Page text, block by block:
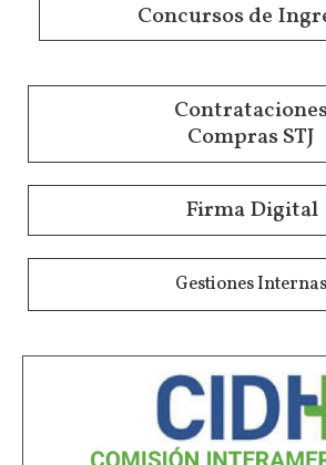
Concursos de
Compras STJ
Firma Digital
Gestiones Internas